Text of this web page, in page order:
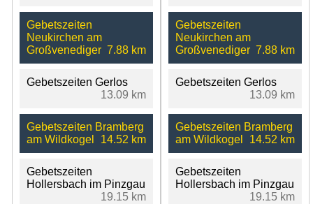
Gebetszeiten
Neukirchen am
Großvenediger 7.88 km
Gebetszeiten Gerlos
13.09 km
Gebetszeiten Bramberg
am Wildkogel
14.52 km
Gebetszeiten
Hollersbach im Pinzgau
19.15 km
Gebetszeiten
Neukirchen am
Großvenediger 7.88 km
Gebetszeiten Gerlos
13.09 km
Gebetszeiten Bramberg
am Wildkogel
14.52 km
Gebetszeiten
Hollersbach im Pinzgau
19.15 km